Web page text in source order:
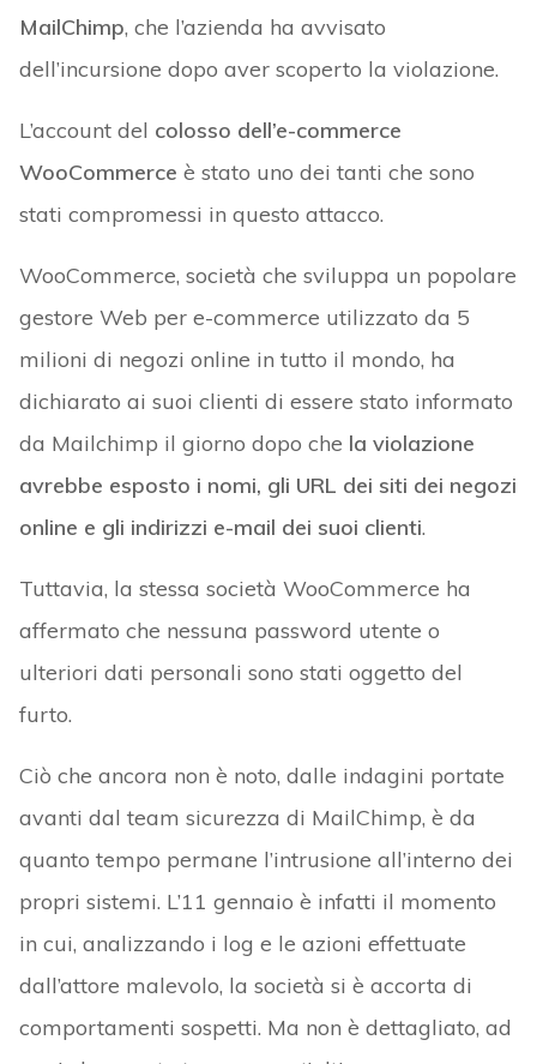
MailChimp, che l’azienda ha avvisato
dell’incursione dopo aver scoperto la violazione.
L’account del colosso dell’e-commerce
WooCommerce è stato uno dei tanti che sono
stati compromessi in questo attacco.
WooCommerce, società che sviluppa un popolare
gestore Web per e-commerce utilizzato da 5
milioni di negozi online in tutto il mondo, ha
dichiarato ai suoi clienti di essere stato informato
da Mailchimp il giorno dopo che la violazione
avrebbe esposto i nomi, gli URL dei siti dei negozi
online e gli indirizzi e-mail dei suoi clienti.
Tuttavia, la stessa società WooCommerce ha
affermato che nessuna password utente o
ulteriori dati personali sono stati oggetto del
furto.
Ciò che ancora non è noto, dalle indagini portate
avanti dal team sicurezza di MailChimp, è da
quanto tempo permane l’intrusione all’interno dei
propri sistemi. L’11 gennaio è infatti il momento
in cui, analizzando i log e le azioni effettuate
dall’attore malevolo, la società si è accorta di
comportamenti sospetti. Ma non è dettagliato, ad